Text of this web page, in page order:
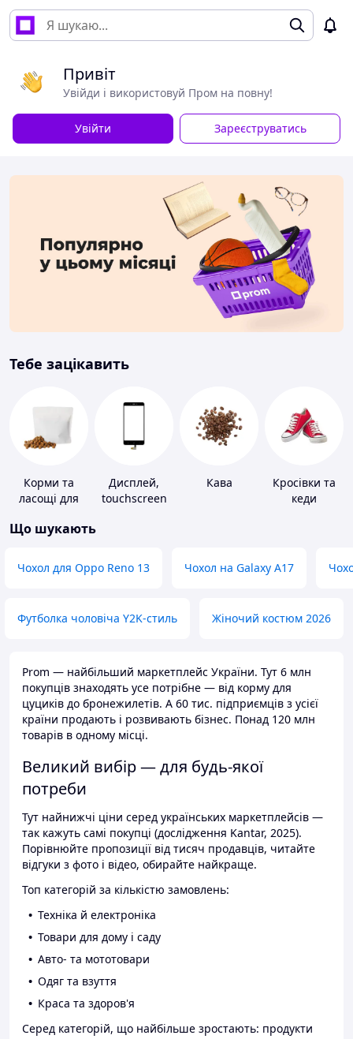
Привіт
Увійди і використовуй Пром на повну!
Увійти Зареєструватись
Тебе зацікавить
Корми та
ласощі для
тварин і
Дисплей,
touchscreen
Кава
Кросівки та
кеди
Що шукають
Чохол для Oppo Reno 13 Чохол на Galaxy A17
Футболка чоловіча Y2K-стиль Жіночий костюм 2026
Prom — найбільший маркетплейс України. Тут 6 млн
покупців знаходять усе потрібне — від корму для
цуциків до бронежилетів. А 60 тис. підприємців з усієї
країни продають і розвивають бізнес. Понад 120 млн
товарів в одному місці.
Великий вибір — для будь-якої
потреби
Тут найнижчі ціни серед українських маркетплейсів —
так кажуть самі покупці (дослідження Kantar, 2025).
Порівнюйте пропозиції від тисяч продавців, читайте
відгуки з фото і відео, обирайте найкраще.
Топ категорій за кількістю замовлень:
Техніка й електроніка
Товари для дому і саду
Авто- та мототовари
Одяг та взуття
Краса та здоров'я
Серед категорій, що найбільше зростають: продукти